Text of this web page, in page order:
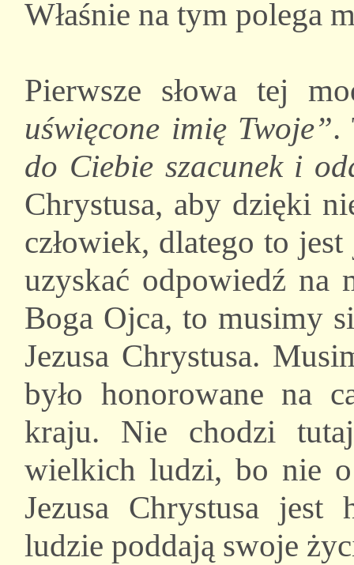
Właśnie na tym polega
Pierwsze słowa tej
uświęcone imię Twoje”.
do Ciebie szacunek i
Chrystusa, aby dzięki
człowiek, dlatego to
uzyskać odpowiedź
Boga Ojca, to musimy
Jezusa Chrystusa.
było honorowane na
kraju. Nie chodzi
wielkich ludzi, bo nie
Jezusa Chrystusa
ludzie poddają swoje